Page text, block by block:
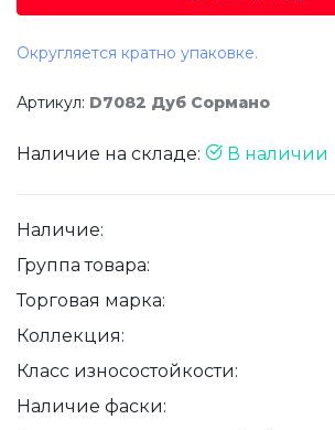
Округляется кратно упаковке.
Артикул: D7082 Дуб Сормано
Наличие на складе: В наличии
Наличие:
Группа товара:
Торговая марка:
Коллекция:
Класс износостойкости:
Наличие фаски: